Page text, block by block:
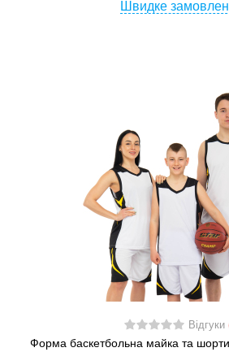
Швидке
Відгуки
Форма баскетбольна майка та